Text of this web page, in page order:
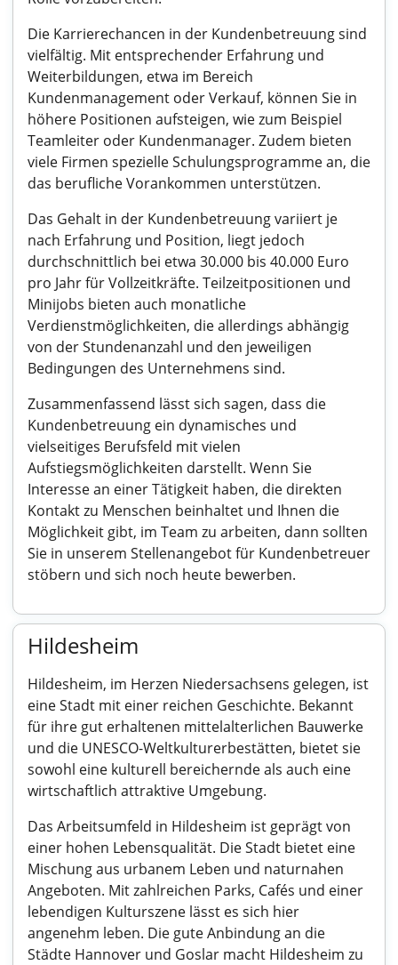
Die Karrierechancen in der Kundenbetreuung sind
vielfältig. Mit entsprechender Erfahrung und
Weiterbildungen, etwa im Bereich
Kundenmanagement oder Verkauf, können Sie in
höhere Positionen aufsteigen, wie zum Beispiel
Teamleiter oder Kundenmanager. Zudem bieten
viele Firmen spezielle Schulungsprogramme an, die
das berufliche Vorankommen unterstützen.
Das Gehalt in der Kundenbetreuung variiert je
nach Erfahrung und Position, liegt jedoch
durchschnittlich bei etwa 30.000 bis 40.000 Euro
pro Jahr für Vollzeitkräfte. Teilzeitpositionen und
Minijobs bieten auch monatliche
Verdienstmöglichkeiten, die allerdings abhängig
von der Stundenanzahl und den jeweiligen
Bedingungen des Unternehmens sind.
Zusammenfassend lässt sich sagen, dass die
Kundenbetreuung ein dynamisches und
vielseitiges Berufsfeld mit vielen
Aufstiegsmöglichkeiten darstellt. Wenn Sie
Interesse an einer Tätigkeit haben, die direkten
Kontakt zu Menschen beinhaltet und Ihnen die
Möglichkeit gibt, im Team zu arbeiten, dann sollten
Sie in unserem Stellenangebot für Kundenbetreuer
stöbern und sich noch heute bewerben.
Hildesheim
Hildesheim, im Herzen Niedersachsens gelegen, ist
eine Stadt mit einer reichen Geschichte. Bekannt
für ihre gut erhaltenen mittelalterlichen Bauwerke
und die UNESCO-Weltkulturerbestätten, bietet sie
sowohl eine kulturell bereichernde als auch eine
wirtschaftlich attraktive Umgebung.
Das Arbeitsumfeld in Hildesheim ist geprägt von
einer hohen Lebensqualität. Die Stadt bietet eine
Mischung aus urbanem Leben und naturnahen
Angeboten. Mit zahlreichen Parks, Cafés und einer
lebendigen Kulturszene lässt es sich hier
angenehm leben. Die gute Anbindung an die
Städte Hannover und Goslar macht Hildesheim zu